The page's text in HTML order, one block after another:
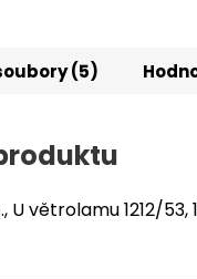
(5)
U větrolamu 1212/53,